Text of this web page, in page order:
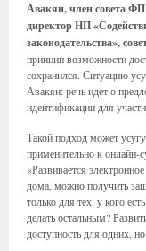
Авакян, член совета
директор НП
законодательства»,
принцип возможности
сохранился. Ситуацию
Авакян: речь идет о
идентификации для
Такой подход может
применительно к онлайн-
«Развивается
дома, можно получить
только для тех, у кого
делать остальным?
доступность для одних,